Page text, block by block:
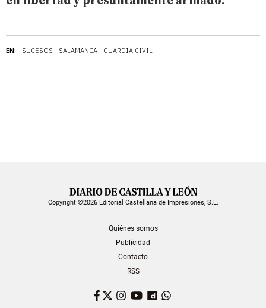
EN: SUCESOS SALAMANCA GUARDIA CIVIL
Copyright ©2026 Editorial Castellana de Impresiones, S.L.
Quiénes somos
Publicidad
Contacto
RSS
Facebook
TwitterInstagram
YouTubeDailymotion